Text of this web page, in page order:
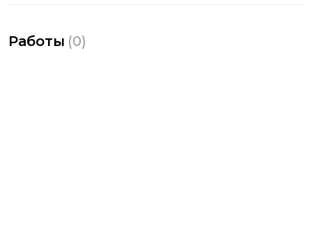
Работы (0)